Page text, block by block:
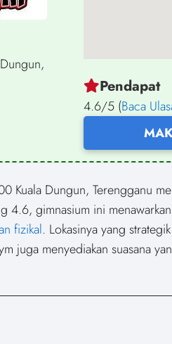
Pendapat
4.6/5 (Baca
Kuala Dungun, Terengganu
4.6, gimnasium ini
fizikal. Lokasinya yang
juga menyediakan suasana